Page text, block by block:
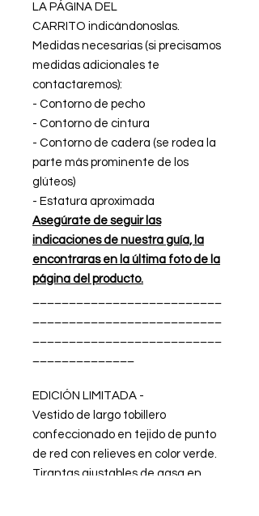
LA PÁGINA DEL
CARRITO indicándonoslas.
Medidas necesarias (si precisamos
medidas adicionales te
contactaremos):
- Contorno de pecho
- Contorno de cintura
- Contorno de cadera (se rodea la
parte más prominente de los
glúteos)
- Estatura aproximada
Asegúrate de seguir las
indicaciones de nuestra guía, la
encontraras en la última foto de la
página del producto.
EDICIÓN LIMITADA -
Vestido de largo tobillero
confeccionado en tejido de punto
de red con relieves en color verde.
Tirantas ajustables de gasa en